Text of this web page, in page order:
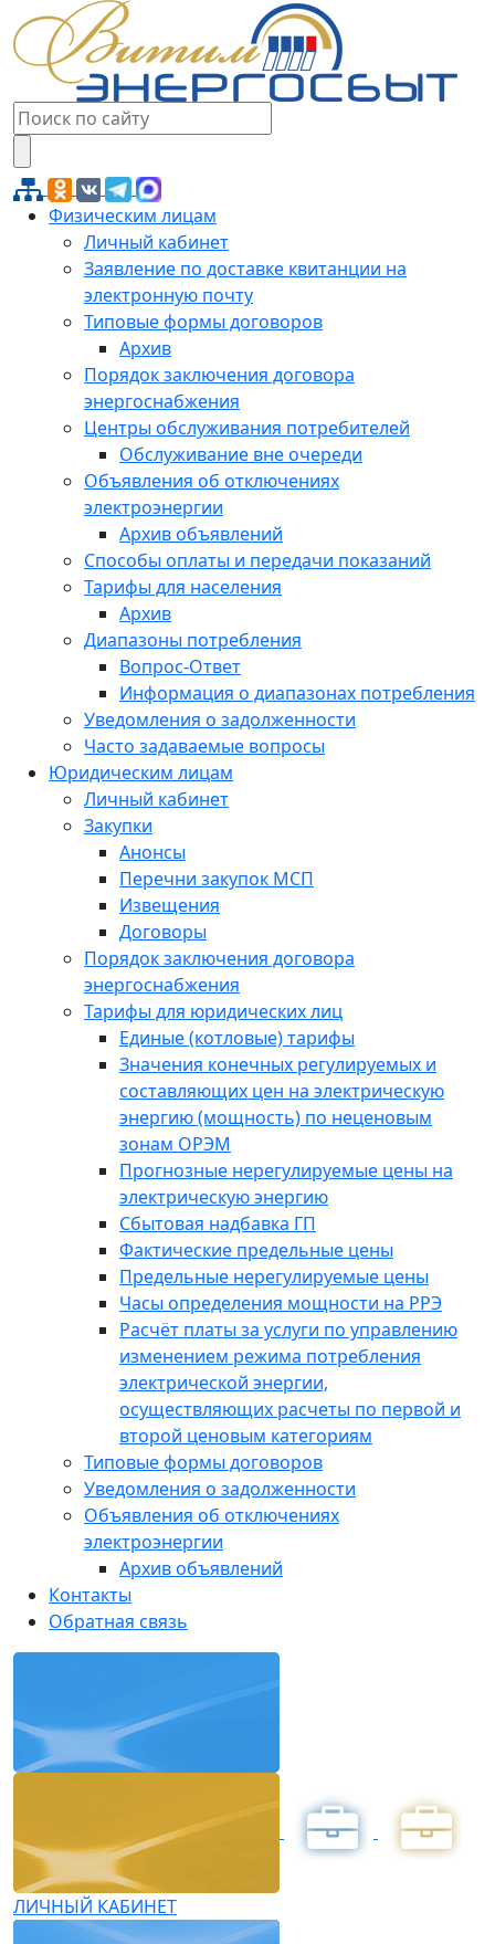
Физическим лицам
Личный кабинет
Заявление по доставке квитанции на
электронную почту
Типовые формы договоров
Архив
Порядок заключения договора
энергоснабжения
Центры обслуживания потребителей
Обслуживание вне очереди
Объявления об отключениях
электроэнергии
Архив объявлений
Способы оплаты и передачи показаний
Тарифы для населения
Архив
Диапазоны потребления
Вопрос-Ответ
Информация о диапазонах потребления
Уведомления о задолженности
Часто задаваемые вопросы
Юридическим лицам
Личный кабинет
Закупки
Анонсы
Перечни закупок МСП
Извещения
Договоры
Порядок заключения договора
энергоснабжения
Тарифы для юридических лиц
Единые (котловые) тарифы
Значения конечных регулируемых и
составляющих цен на электрическую
энергию (мощность) по неценовым
зонам ОРЭМ
Прогнозные нерегулируемые цены на
электрическую энергию
Сбытовая надбавка ГП
Фактические предельные цены
Предельные нерегулируемые цены
Часы определения мощности на РРЭ
Расчёт платы за услуги по управлению
изменением режима потребления
электрической энергии,
осуществляющих расчеты по первой и
второй ценовым категориям
Типовые формы договоров
Уведомления о задолженности
Объявления об отключениях
электроэнергии
Архив объявлений
Контакты
Обратная связь
ЛИЧНЫЙ КАБИНЕТ